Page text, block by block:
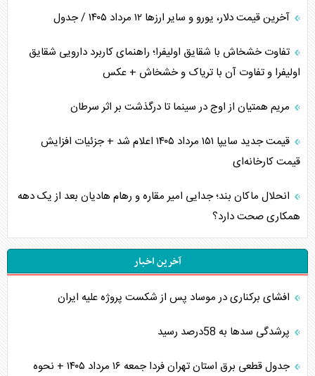
آخرین قیمت دلار، یورو و سایر ارز‌ها ۱۲ مرداد ۱۴۰۵ / جدول
تفاوت خشخاش با شقایق اولیفرا؛ راهنمای کاربرد دارویی شقایق
اولیفرا و تفاوت آن با تریاک و خشخاش + عکس
مریم همتیان از اوج در سینما تا درگذشت بر اثر سرطان
قیمت جدید سایپا ۱۵۱ مرداد ۱۴۰۵ اعلام شد + جزئیات افزایش
قیمت کارخانه‌ای
انحلال ماکان بند؛ جدایی امیر مقاره و رهام هادیان بعد از یک دهه
همکاری صحت دارد؟
آخرین اخبار
افشای برکناری در موساد پس از شکست پروژه علیه ایران
پرشدگی سدها به 58درصد رسید
جدول قطعی برق استان تهران فردا جمعه ۱۶ مرداد ۱۴۰۵ + نحوه